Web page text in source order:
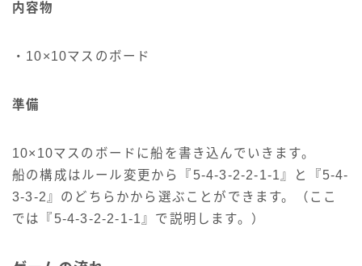
内容物
・10×10マスのボード
準備
10×10マスのボードに船を書き込んでいきます。
船の構成はルール変更から『5-4-3-2-2-1-1』と『5-4-
3-3-2』のどちらかから選ぶことができます。（ここ
では『5-4-3-2-2-1-1』で説明します。）